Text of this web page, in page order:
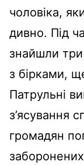
чоловіка,
дивно. Під
знайшли
з бірками,
Патрульні
з’ясування
громадян